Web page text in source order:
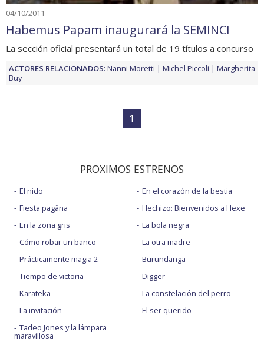
04/10/2011
Habemus Papam inaugurará la SEMINCI
La sección oficial presentará un total de 19 títulos a concurso
ACTORES RELACIONADOS:Nanni Moretti Michel Piccoli
Margherita
Buy
1
PROXIMOS ESTRENOS
El nido
Fiesta pagäna
En la zona gris
Cómo robar un banco
Prácticamente magia 2
Tiempo de victoria
Karateka
La invitación
Tadeo Jones y la lámpara
maravillosa
En el corazón de la bestia
Hechizo: Bienvenidos a Hexe
La bola negra
La otra madre
Burundanga
Digger
La constelación del perro
El ser querido